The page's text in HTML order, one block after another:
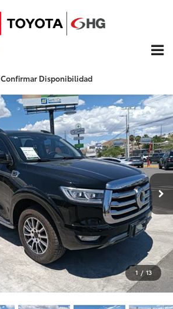
Confirmar Disponibilidad
1 / 13